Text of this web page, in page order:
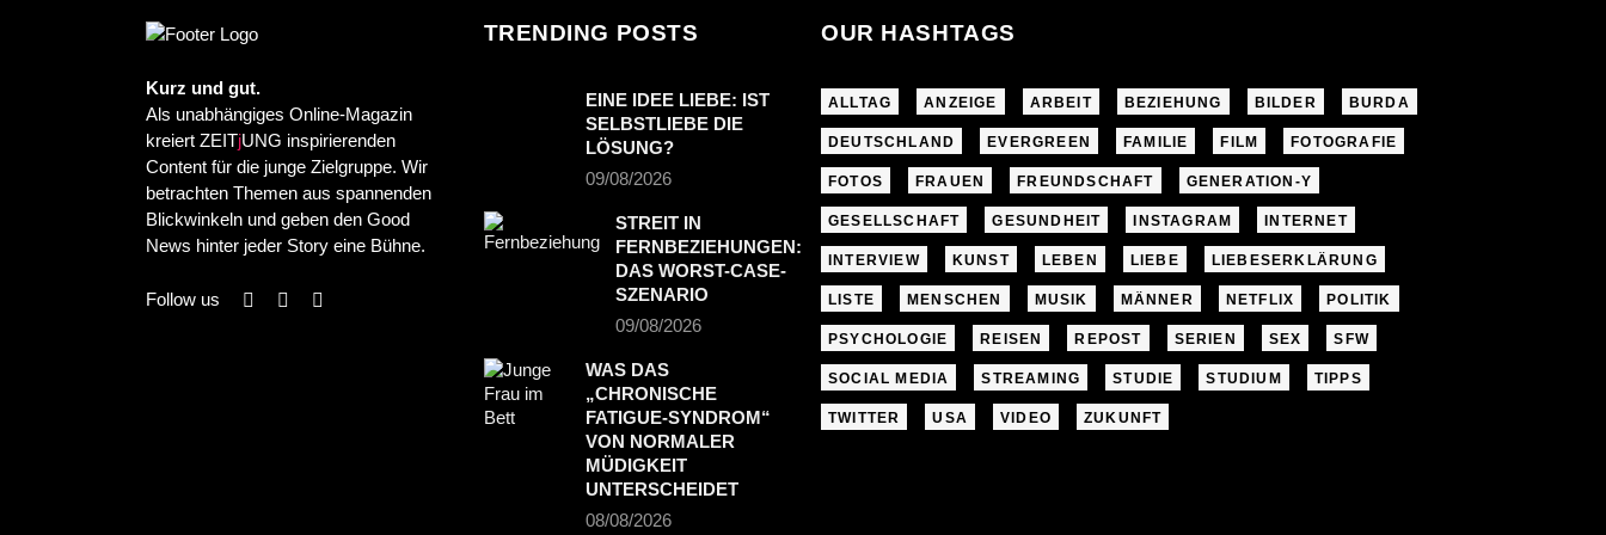
Kurz und gut.
Als unabhängiges Online-Magazin
kreiert ZEITjUNG inspirierenden
Content für die junge Zielgruppe. Wir
betrachten Themen aus spannenden
Blickwinkeln und geben den Good
News hinter jeder Story eine Bühne.
Follow us
TRENDING POSTS
EINE IDEE LIEBE: IST
SELBSTLIEBE DIE
LÖSUNG?
09/08/2026
STREIT IN
FERNBEZIEHUNGEN:
DAS WORST-CASE-
SZENARIO
09/08/2026
WAS DAS
„CHRONISCHE
FATIGUE-SYNDROM“
VON NORMALER
MÜDIGKEIT
UNTERSCHEIDET
08/08/2026
OUR HASHTAGS
ALLTAG ANZEIGE ARBEIT BEZIEHUNG BILDER BURDA
DEUTSCHLAND EVERGREEN FAMILIE FILM FOTOGRAFIE
FOTOS FRAUEN FREUNDSCHAFT GENERATION-Y
GESELLSCHAFT GESUNDHEIT INSTAGRAM INTERNET
INTERVIEW KUNST LEBEN LIEBE LIEBESERKLÄRUNG
LISTE MENSCHEN MUSIK MÄNNER NETFLIX POLITIK
PSYCHOLOGIE REISEN REPOST SERIEN SEX SFW
SOCIAL MEDIA STREAMING STUDIE STUDIUM TIPPS
TWITTER USA VIDEO ZUKUNFT